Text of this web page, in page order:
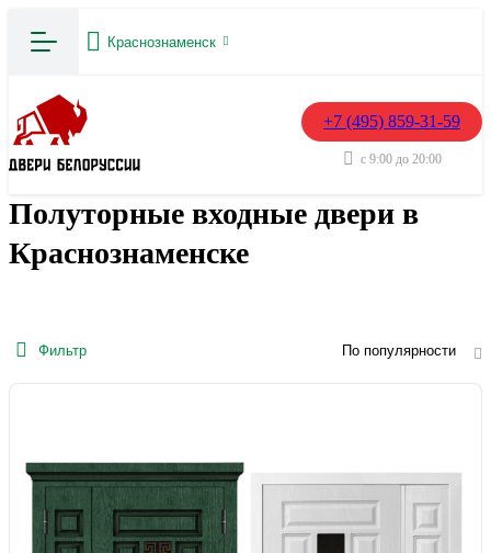
Краснознаменск
+7 (495) 859-31-59
с 9:00 до 20:00
Полуторные входные двери в
Краснознаменске
Фильтр По популярности